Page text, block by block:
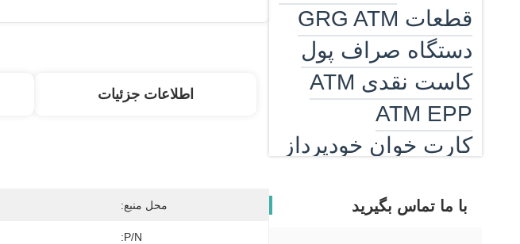
قطعات GRG ATM
دستگاه صراف پول
کاست نقدی ATM
ATM EPP
کارت خوان خودپرداز
دستگاه شمارش
با ما تماس بگیرید
اطلاعات جزئیات
محل منبع:
P/N: